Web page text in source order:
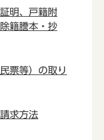
明、戸籍附
籍謄本・抄
票等）の取り
求方法